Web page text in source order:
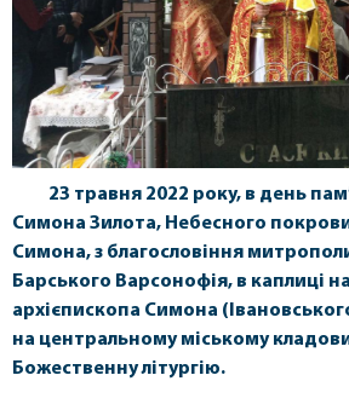
23 травня 2022 року, в день
Симона Зилота, Небесного
Симона, з благословіння
Барського Варсонофія, в каплиці
архієпископа Симона
на центральному міському
Божественну літургію.